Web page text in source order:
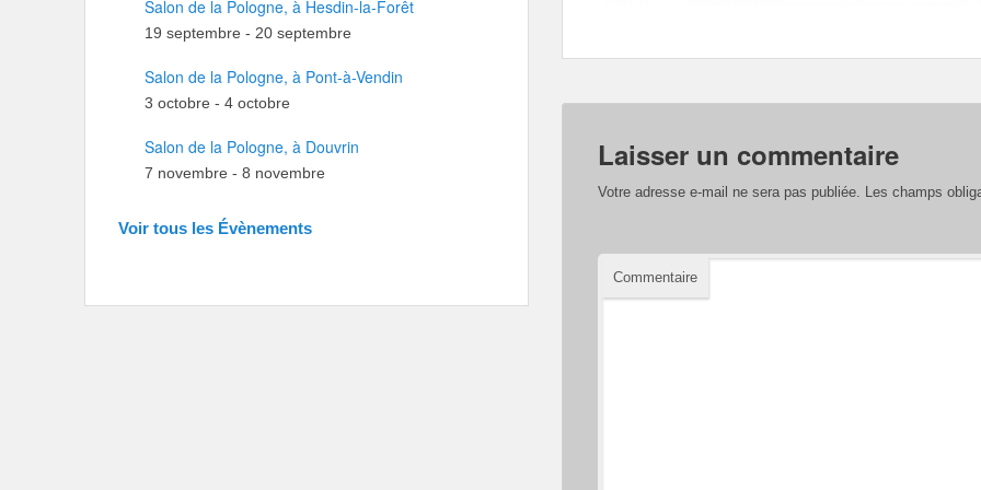
Laisser un commentaire
Votre adresse e-mail ne sera pas publiée. Les champs
Commentaire
Salon de la Pologne, à Hesdin-la-Forêt
19 septembre - 20 septembre
Salon de la Pologne, à Pont-à-Vendin
3 octobre - 4 octobre
Salon de la Pologne, à Douvrin
7 novembre - 8 novembre
Voir tous les Évènements